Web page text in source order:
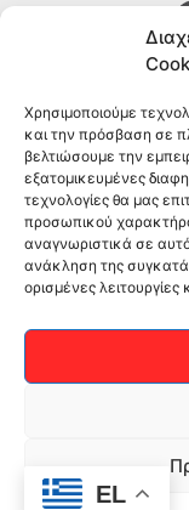
Χρησιμοποιούμε
και την πρόσβαση σε
βελτιώσουμε την
εξατομικευμένες
τεχνολογίες θα μας
προσωπικού
αναγνωριστικά σε
ανάκληση της
ορισμένες λειτουργίες
θέλουν να
Επώνυμα brands
-
–
EL